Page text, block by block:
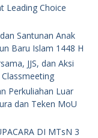
Leading Choice
Santunan Anak
Baru Islam 1448 H
JJS, dan Aksi
Perkuliahan Luar
dan Teken MoU
DI MTsN 3